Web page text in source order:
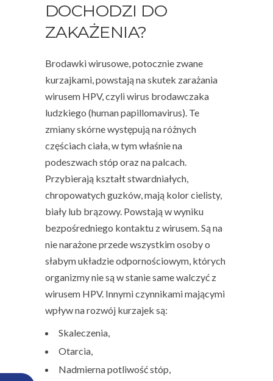
DOCHODZI DO
ZAKAŻENIA?
Brodawki wirusowe, potocznie zwane
kurzajkami, powstają na skutek zarażania
wirusem HPV, czyli wirus brodawczaka
ludzkiego (human papillomavirus). Te
zmiany skórne występują na różnych
częściach ciała, w tym właśnie na
podeszwach stóp oraz na palcach.
Przybierają kształt stwardniałych,
chropowatych guzków, mają kolor cielisty,
biały lub brązowy. Powstają w wyniku
bezpośredniego kontaktu z wirusem. Są na
nie narażone przede wszystkim osoby o
słabym układzie odpornościowym, których
organizmy nie są w stanie same walczyć z
wirusem HPV. Innymi czynnikami mającymi
wpływ na rozwój kurzajek są:
Skaleczenia,
Otarcia,
Nadmierna potliwość stóp,